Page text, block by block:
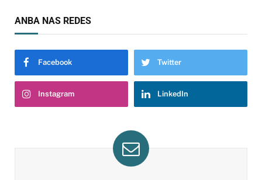
ANBA NAS REDES
Facebook Twitter
Instagram LinkedIn